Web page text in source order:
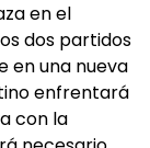
en el
dos partidos
en una nueva
enfrentará
con la